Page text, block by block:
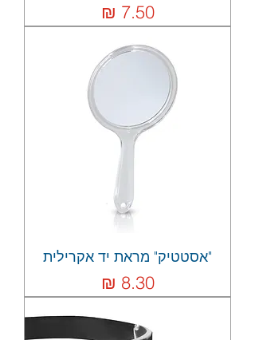
מחיר‏7.50 ‏₪
"אסטטיק" מראת יד אקרילית
מחיר‏8.30 ‏₪